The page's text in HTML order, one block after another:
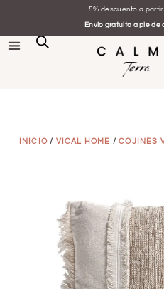
5% descuento a
Envío gratuito a pie de
INICIO / VICAL HOME /COJINES